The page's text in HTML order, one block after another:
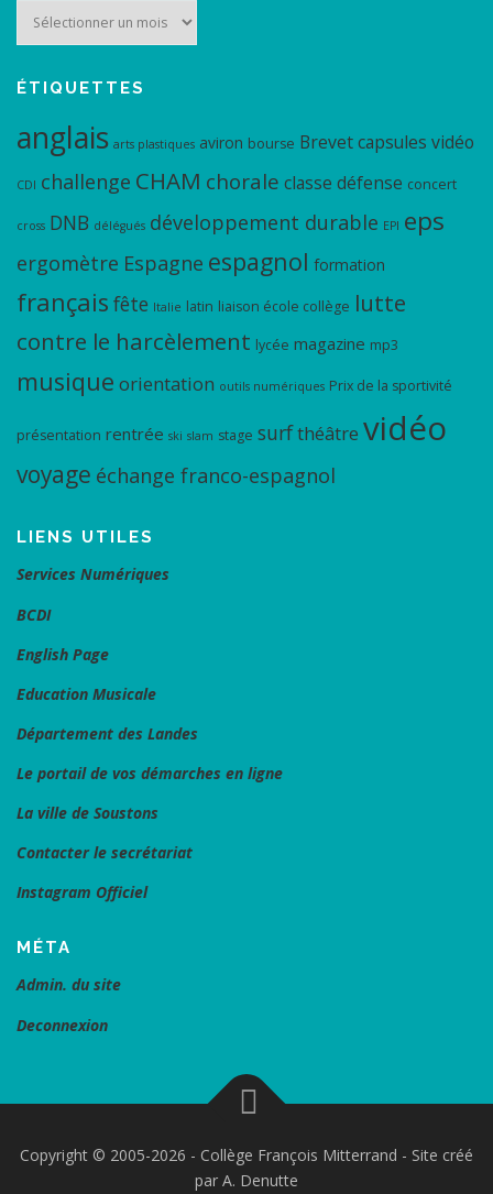
Archives
ÉTIQUETTES
anglais arts plastiques aviron bourse Brevetcapsules vidéo
CDI challenge CHAM chorale classe défense concert
cross DNB délégués développement durable EPI eps
ergomètre Espagne espagnol formation
français fête Italie latin liaison école collège lutte
contre le harcèlement lycée magazine mp3
musique orientation outils numériques Prix de la sportivité
présentation rentrée ski slam stage surfthéâtre vidéo
voyage échange franco-espagnol
LIENS UTILES
Services Numériques
BCDI
English Page
Education Musicale
Département des Landes
Le portail de vos démarches en ligne
La ville de Soustons
Contacter le secrétariat
Instagram Officiel
MÉTA
Admin. du site
Deconnexion
Copyright © 2005-2026 - Collège François Mitterrand - Site créé
par A. Denutte